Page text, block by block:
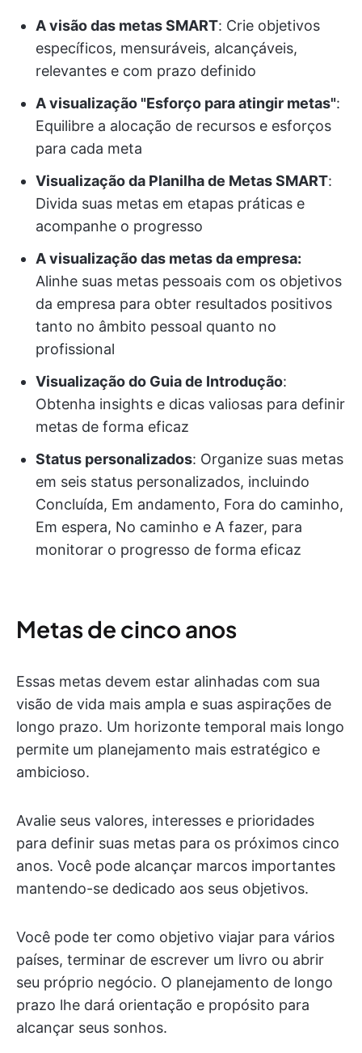
A visão das metas SMART: Crie objetivos
específicos, mensuráveis, alcançáveis,
relevantes e com prazo definido
A visualização "Esforço para atingir metas":
Equilibre a alocação de recursos e esforços
para cada meta
Visualização da Planilha de Metas SMART:
Divida suas metas em etapas práticas e
acompanhe o progresso
A visualização das metas da empresa:
Alinhe suas metas pessoais com os objetivos
da empresa para obter resultados positivos
tanto no âmbito pessoal quanto no
profissional
Visualização do Guia de Introdução:
Obtenha insights e dicas valiosas para definir
metas de forma eficaz
Status personalizados: Organize suas metas
em seis status personalizados, incluindo
Concluída, Em andamento, Fora do caminho,
Em espera, No caminho e A fazer, para
monitorar o progresso de forma eficaz
Metas de cinco anos
Essas metas devem estar alinhadas com sua
visão de vida mais ampla e suas aspirações de
longo prazo. Um horizonte temporal mais longo
permite um planejamento mais estratégico e
ambicioso.
Avalie seus valores, interesses e prioridades
para definir suas metas para os próximos cinco
anos. Você pode alcançar marcos importantes
mantendo-se dedicado aos seus objetivos.
Você pode ter como objetivo viajar para vários
países, terminar de escrever um livro ou abrir
seu próprio negócio. O planejamento de longo
prazo lhe dará orientação e propósito para
alcançar seus sonhos.